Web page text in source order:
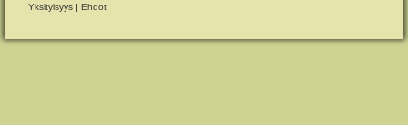
Yksityisyys | Ehdot